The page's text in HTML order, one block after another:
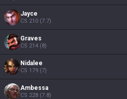
Jayce
CS 210 (7.7)
Graves
CS 214 (8)
Nidalee
CS 179 (7)
Ambessa
CS 228 (7.8)